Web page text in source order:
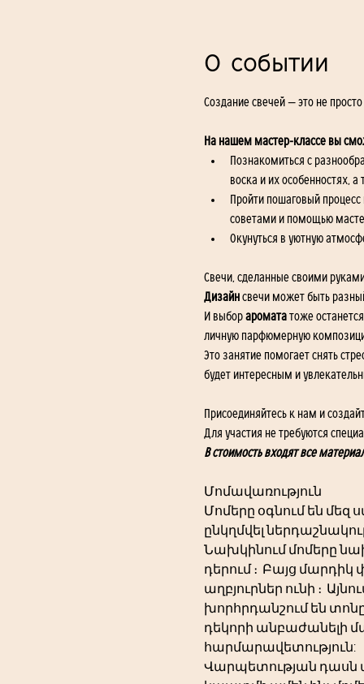
О событии
Создание свечей — это не
На нашем мастер-классе вы
Познакомиться с
воска и их особенностях,
Пройти пошаговый
советами и помощью
Окунуться в уютную
Свечи, сделанные своими
Дизайн свечи может быть
И выбор аромата тоже
личную парфюмерную
Это занятие помогает снять
будет интересным и
Присоединяйтесь к нам и
Для участия не требуются
В стоимость входят все
Մոմավառություն
Մոմերը օգնում են մեզ
ընկղմվել
Նախկինում մոմերը
դերում ։  Բայց մարդիկ
աղբյուրներ ունի ։
խորհրդանշում են
դեկորի անբաժանելի
հարմարավետություն:
Վարպետության դասն